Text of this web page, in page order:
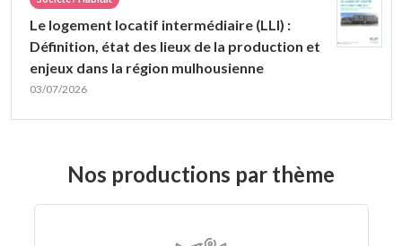
Le logement locatif intermédiaire (LLI) :
Définition, état des lieux de la production et
enjeux dans la région mulhousienne
03/07/2026
Nos productions par thème